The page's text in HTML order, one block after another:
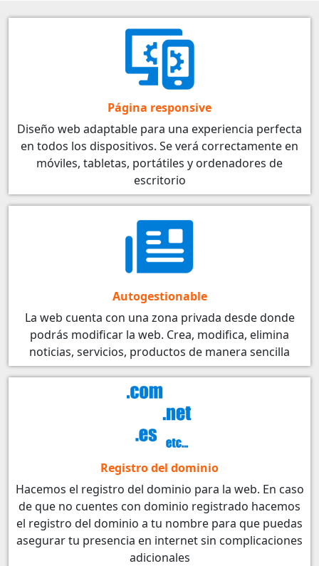
Página responsive
Diseño web adaptable para una experiencia perfecta
en todos los dispositivos. Se verá correctamente en
móviles, tabletas, portátiles y ordenadores de
escritorio
Autogestionable
La web cuenta con una zona privada desde donde
podrás modificar la web. Crea, modifica, elimina
noticias, servicios, productos de manera sencilla
Registro del dominio
Hacemos el registro del dominio para la web. En caso
de que no cuentes con dominio registrado hacemos
el registro del dominio a tu nombre para que puedas
asegurar tu presencia en internet sin complicaciones
adicionales